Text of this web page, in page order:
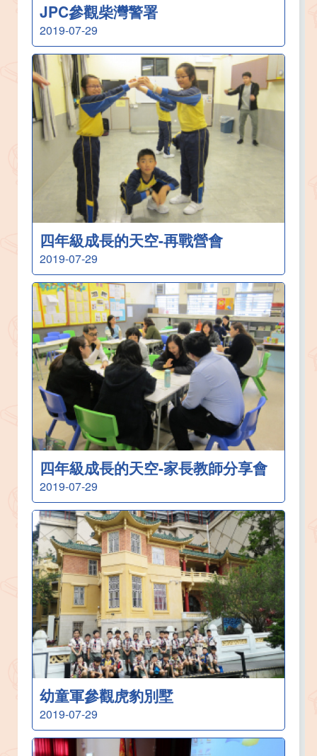
JPC參觀柴灣警署
2019-07-29
四年級成長的天空-再戰營會
2019-07-29
四年級成長的天空-家長教師分享會
2019-07-29
幼童軍參觀虎豹別墅
2019-07-29